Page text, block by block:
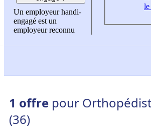
Un employeur handi-
engagé est un
employeur reconnu
le
1 offre pour
(36)